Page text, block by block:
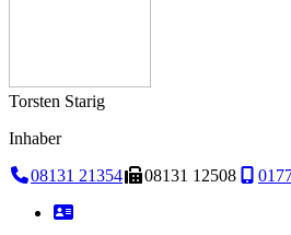
Torsten Starig
Inhaber
08131 21354
08131 12508